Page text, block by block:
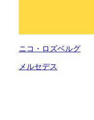
ニコ・ロズベルグ
メルセデス